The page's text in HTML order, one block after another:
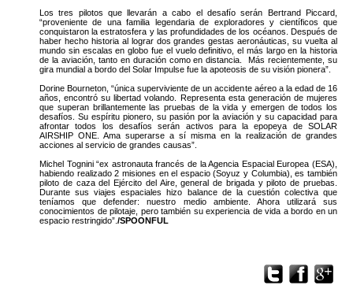
Los tres pilotos que llevarán a cabo el desafío serán Bertrand Piccard,
“proveniente de una familia legendaria de exploradores y científicos que
conquistaron la estratosfera y las profundidades de los océanos. Después de
haber hecho historia al lograr dos grandes gestas aeronáuticas, su vuelta al
mundo sin escalas en globo fue el vuelo definitivo, el más largo en la historia
de la aviación, tanto en duración como en distancia. Más recientemente, su
gira mundial a bordo del Solar Impulse fue la apoteosis de su visión pionera”.
Dorine Bourneton, “única superviviente de un accidente aéreo a la edad de 16
años, encontró su libertad volando. Representa esta generación de mujeres
que superan brillantemente las pruebas de la vida y emergen de todos los
desafíos. Su espíritu pionero, su pasión por la aviación y su capacidad para
afrontar todos los desafíos serán activos para la epopeya de SOLAR
AIRSHIP ONE. Ama superarse a sí misma en la realización de grandes
acciones al servicio de grandes causas”.
Michel Tognini “ex astronauta francés de la Agencia Espacial Europea (ESA),
habiendo realizado 2 misiones en el espacio (Soyuz y Columbia), es también
piloto de caza del Ejército del Aire, general de brigada y piloto de pruebas.
Durante sus viajes espaciales hizo balance de la cuestión colectiva que
teníamos que defender: nuestro medio ambiente. Ahora utilizará sus
conocimientos de pilotaje, pero también su experiencia de vida a bordo en un
espacio restringido”./SPOONFUL